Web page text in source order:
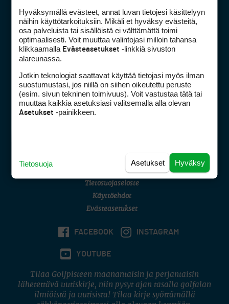
Golfpiste mediakortti
Golfpisteen yhteystiedot
DSA avoimuusraportti
Asiakaspalvelu
(digi) digi@otavamedia.fi
Tietosuojaseloste
Käyttöehdot
Evästeasetukset
FACEBOOK INSTAGRAM
YOUTUBE
Tilaa Golfpisteen maanantaisin ja perjantaisin
lähetettävä uutiskirje, niin pysyt ajan tasalla golfalan
ilmiöistä ja uutisista! Tilaa kirje syöttämällä
Hyväksymällä evästeet, annat luvan tietojesi käsittelyyn
näihin käyttötarkoituksiin. Mikäli et hyväksy evästeitä,
osa palveluista tai sisällöistä ei välttämättä toimi
optimaalisesti. Voit muuttaa valintojasi milloin tahansa
klikkaamalla Evästeasetukset -linkkiä sivuston
alareunassa.
Jotkin teknologiat saattavat käyttää tietojasi myös ilman
suostumustasi, jos niillä on siihen oikeutettu peruste
(esim. sivun tekninen toimivuus). Voit vastustaa tätä tai
muuttaa kaikkia asetuksiasi valitsemalla alla olevan
Asetukset -painikkeen.
Hyväksy
Asetukset
Tietosuoja